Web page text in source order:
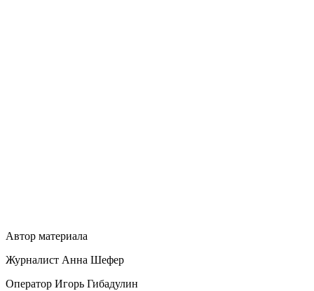
Автор материала
Журналист Анна Шефер
Оператор Игорь Гибадулин